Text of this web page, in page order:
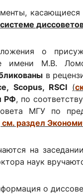
зал
и цифровые
факультета
полка
системе
о
имени М.В.
в
Scopus, RSCI (
РФ, по
МГУ по
см. раздел
на
наук
о